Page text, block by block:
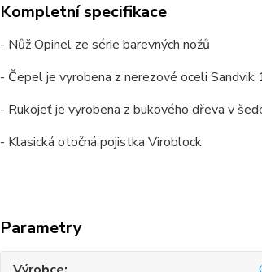
Kompletní specifikace
- Nůž Opinel ze série barevných nožů
- Čepel je vyrobena z nerezové oceli
- Rukojeť je vyrobena z bukového dřeva v
- Klasická otočná pojistka Viroblock
Parametry